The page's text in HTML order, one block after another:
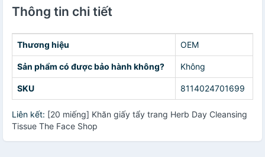
Thông tin chi tiết
Thương hiệu OEM
Sản phẩm có được bảo hành không? Không
SKU 8114024701699
Liên kết: [20 miếng] Khăn giấy tẩy trang Herb Day Cleansing
Tissue The Face Shop